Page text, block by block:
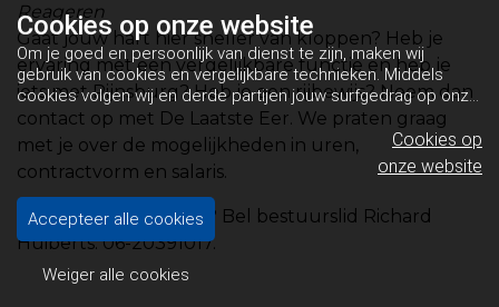
Reageren
Gaat jouw hart hier sneller van kloppen? Heb je
ervaring met een vergelijkbare functie en heb je
iets met Rijnsburg? Heb je een rijbewijs? Neem dan
contact op met De Laatste Eer. We praten graag
met je over de mogelijkheden in uren,
contractvorm en salaris.
Eerst nog wat vragen? Bel bestuurslid Richard
Huiberts: 06-20391017.
Cookies op onze website
Om je goed en persoonlijk van dienst te zijn, maken wij
gebruik van cookies en vergelijkbare technieken. Middels
cookies volgen wij en derde partijen jouw surfgedrag op onze
website. Hiermee tonen wij gepersonaliseerde advertenties
en dit maakt het voor jou mogelijk om informatie te delen via
social media.
Bekijk ons cookiebeleid
Cookies op
onze website
Accepteer alle cookies
Weiger alle cookies